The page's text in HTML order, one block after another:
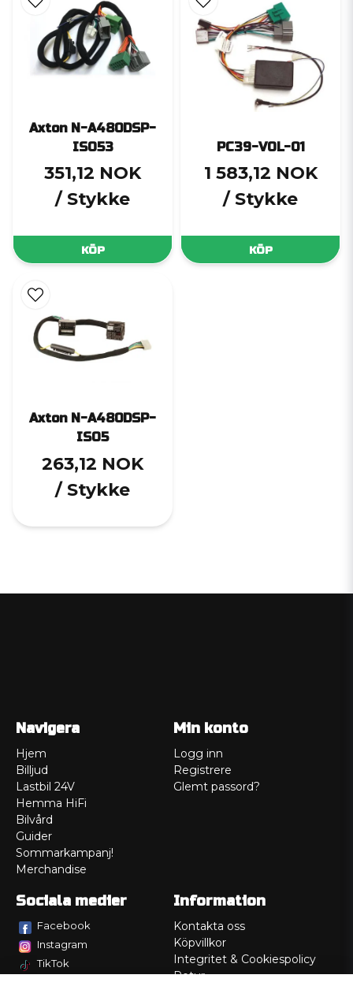
Axton N-A480DSP-
ISO53
351,12 NOK
/ Stykke
KÖP
PC39-VOL-01
1 583,12 NOK
/ Stykke
KÖP
Axton N-A480DSP-
ISO5
263,12 NOK
/ Stykke
Navigera
Hjem
Billjud
Lastbil 24V
Hemma HiFi
Bilvård
Guider
Sommarkampanj!
Merchandise
Min konto
Logg inn
Registrere
Glemt passord?
Sociala medier
Facebook
Instagram
TikTok
Information
Kontakta oss
Köpvillkor
Integritet & Cookiespolicy
Retur